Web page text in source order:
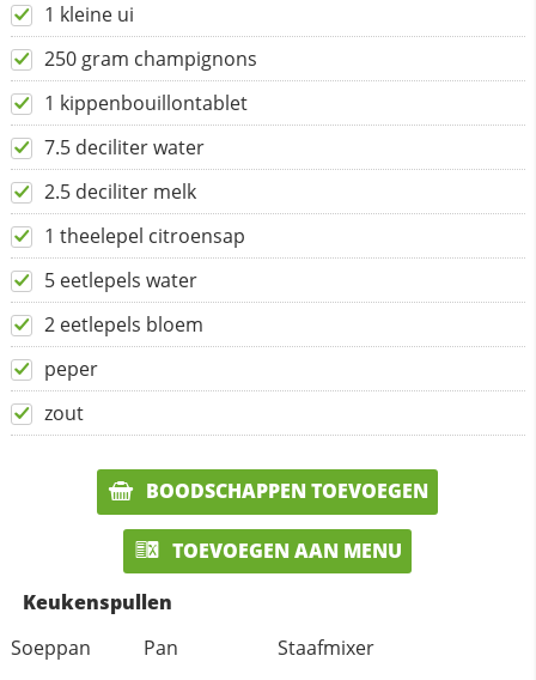
1 kleine ui
250 gram champignons
1 kippenbouillontablet
7.5 deciliter water
2.5 deciliter melk
1 theelepel citroensap
5 eetlepels water
2 eetlepels bloem
peper
zout
BOODSCHAPPEN TOEVOEGEN
TOEVOEGEN AAN MENU
Keukenspullen
Soeppan
Pan Staafmixer